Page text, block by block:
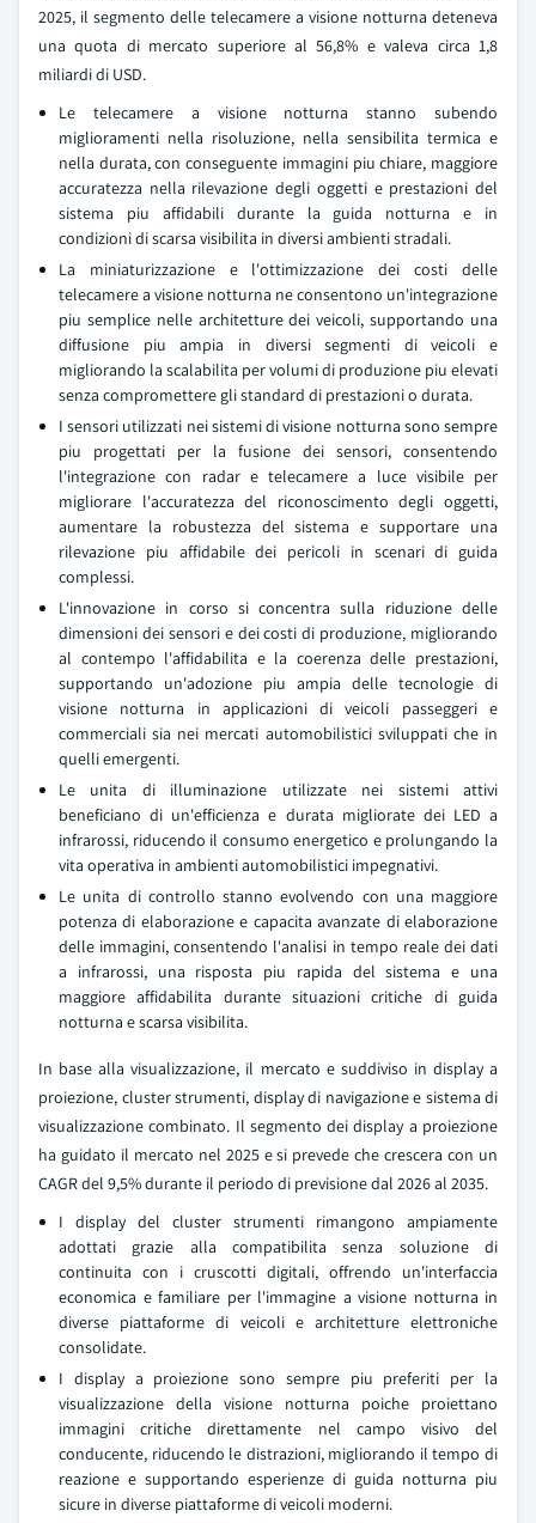
2025, il segmento delle telecamere a visione notturna deteneva
una quota di mercato superiore al 56,8% e valeva circa 1,8
miliardi di USD.
Le telecamere a visione notturna stanno subendo
miglioramenti nella risoluzione, nella sensibilita termica e
nella durata, con conseguente immagini piu chiare, maggiore
accuratezza nella rilevazione degli oggetti e prestazioni del
sistema piu affidabili durante la guida notturna e in
condizioni di scarsa visibilita in diversi ambienti stradali.
La miniaturizzazione e l'ottimizzazione dei costi delle
telecamere a visione notturna ne consentono un'integrazione
piu semplice nelle architetture dei veicoli, supportando una
diffusione piu ampia in diversi segmenti di veicoli e
migliorando la scalabilita per volumi di produzione piu elevati
senza compromettere gli standard di prestazioni o durata.
I sensori utilizzati nei sistemi di visione notturna sono sempre
piu progettati per la fusione dei sensori, consentendo
l'integrazione con radar e telecamere a luce visibile per
migliorare l'accuratezza del riconoscimento degli oggetti,
aumentare la robustezza del sistema e supportare una
rilevazione piu affidabile dei pericoli in scenari di guida
complessi.
L'innovazione in corso si concentra sulla riduzione delle
dimensioni dei sensori e dei costi di produzione, migliorando
al contempo l'affidabilita e la coerenza delle prestazioni,
supportando un'adozione piu ampia delle tecnologie di
visione notturna in applicazioni di veicoli passeggeri e
commerciali sia nei mercati automobilistici sviluppati che in
quelli emergenti.
Le unita di illuminazione utilizzate nei sistemi attivi
beneficiano di un'efficienza e durata migliorate dei LED a
infrarossi, riducendo il consumo energetico e prolungando la
vita operativa in ambienti automobilistici impegnativi.
Le unita di controllo stanno evolvendo con una maggiore
potenza di elaborazione e capacita avanzate di elaborazione
delle immagini, consentendo l'analisi in tempo reale dei dati
a infrarossi, una risposta piu rapida del sistema e una
maggiore affidabilita durante situazioni critiche di guida
notturna e scarsa visibilita.
In base alla visualizzazione, il mercato e suddiviso in display a
proiezione, cluster strumenti, display di navigazione e sistema di
visualizzazione combinato. Il segmento dei display a proiezione
ha guidato il mercato nel 2025 e si prevede che crescera con un
CAGR del 9,5% durante il periodo di previsione dal 2026 al 2035.
I display del cluster strumenti rimangono ampiamente
adottati grazie alla compatibilita senza soluzione di
continuita con i cruscotti digitali, offrendo un'interfaccia
economica e familiare per l'immagine a visione notturna in
diverse piattaforme di veicoli e architetture elettroniche
consolidate.
I display a proiezione sono sempre piu preferiti per la
visualizzazione della visione notturna poiche proiettano
immagini critiche direttamente nel campo visivo del
conducente, riducendo le distrazioni, migliorando il tempo di
reazione e supportando esperienze di guida notturna piu
sicure in diverse piattaforme di veicoli moderni.